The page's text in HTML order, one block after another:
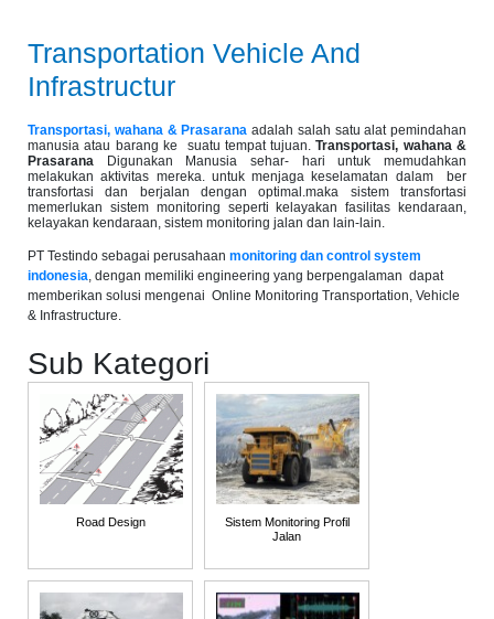
Transportation Vehicle And
Infrastructur
Transportasi, wahana & Prasarana adalah salah satu alat pemindahan
manusia atau barang ke suatu tempat tujuan.Transportasi, wahana &
Prasarana Digunakan Manusia sehar- hari untuk memudahkan
melakukan aktivitas mereka. untuk menjaga keselamatan dalam ber
transfortasi dan berjalan dengan optimal.maka sistem transfortasi
memerlukan sistem monitoring seperti kelayakan fasilitas kendaraan,
kelayakan kendaraan, sistem monitoring jalan dan lain-lain.
PT Testindo sebagai perusahaan monitoring dan control system
indonesia, dengan memiliki engineering yang berpengalaman dapat
memberikan solusi mengenai Online Monitoring Transportation, Vehicle
& Infrastructure.
Sub Kategori
Road Design
Sistem Monitoring Profil
Jalan